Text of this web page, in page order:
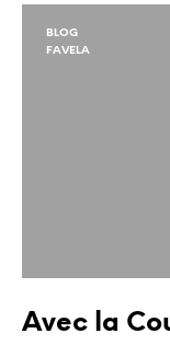
BLOG
FAVELA
Avec la